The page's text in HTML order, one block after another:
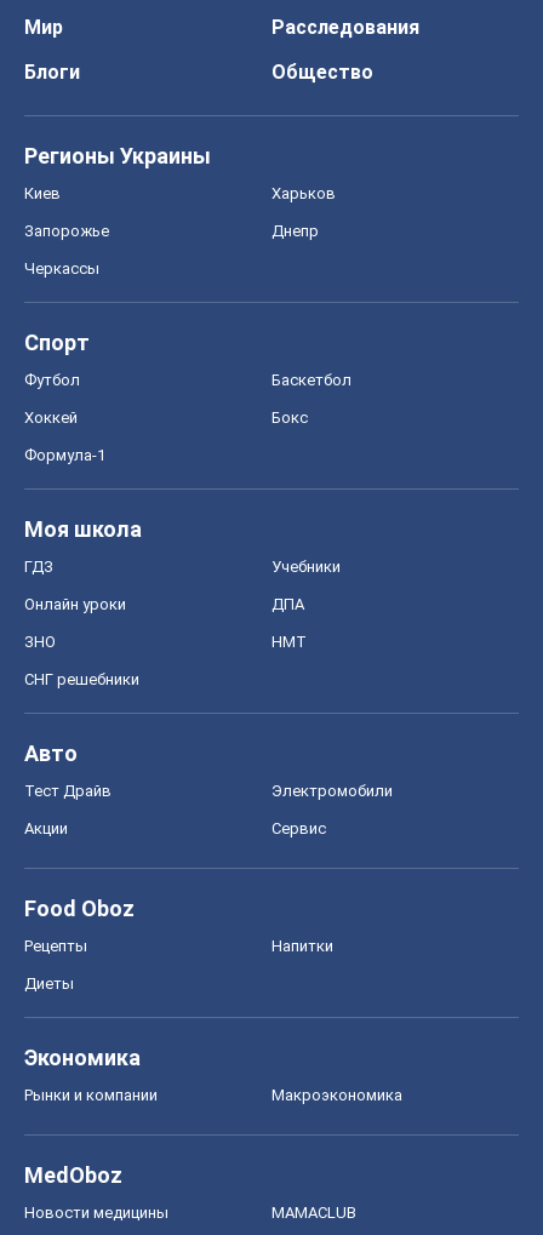
Мир
Расследования
Блоги
Общество
Регионы Украины
Киев Харьков
Запорожье Днепр
Черкассы
Спорт
Футбол Баскетбол
Хоккей Бокс
Формула-1
Моя школа
ГДЗ Учебники
Онлайн уроки ДПА
ЗНО НМТ
СНГ решебники
Авто
Тест Драйв Электромобили
Акции Сервис
Food Oboz
Рецепты Напитки
Диеты
Экономика
Рынки и компании Mакроэкономика
MedOboz
Новости медицины MAMACLUB